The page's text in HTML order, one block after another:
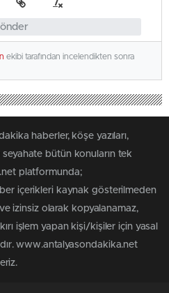
ekibi tarafından incelendikten sonra
haberler, köşe yazıları,
bütün konuların tek
platformunda;
içerikleri kaynak gösterilmeden
ve izinsiz olarak kopyalanamaz,
işlem yapan kişi/kişiler için yasal
www.antalyasondakika.net